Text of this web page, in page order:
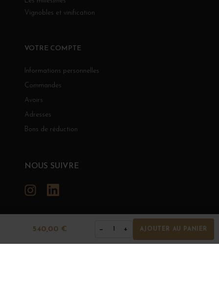
540,00 € − 1 + AJOUTER AU PANIER
Vignobles et vinification
VOTRE COMPTE
Informations personnelles
Commandes
Avoirs
Adresses
Bons de réduction
NOUS SUIVRE
Instagram
GRANDS BOURGOGNES